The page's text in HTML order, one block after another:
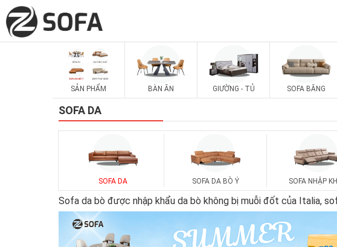
SẢN PHẨM BÀN ĂN GIƯỜNG - TỦ SOFA BĂNG
SOFA DA
SOFA DA SOFA DA BÒ Ý SOFA NHẬP
Sofa da bò được nhập khẩu da bò không bị muỗi đốt của Italia,